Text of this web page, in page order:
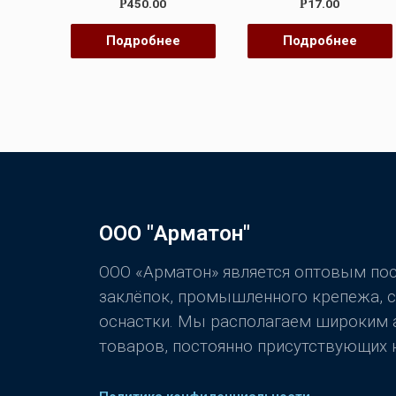
из
5
Р450.00
Подробнее
из
5
Р17.00
Подробнее
ООО "Арматон"
ООО «Арматон» является оптовым
заклёпок, промышленного крепежа,
оснастки. Мы располагаем широким
товаров, постоянно присутствующих